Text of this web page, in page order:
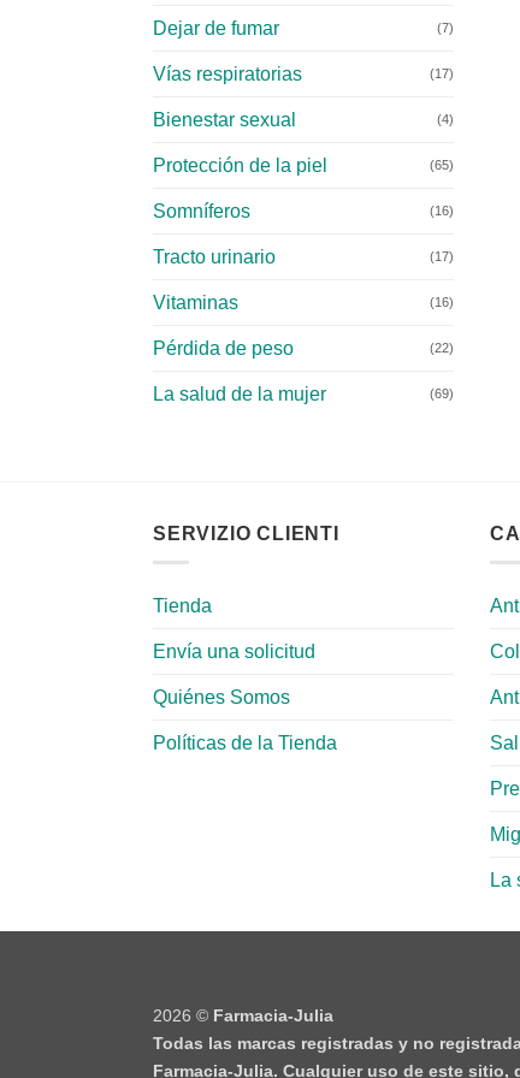
Dejar de fumar (7)
Vías respiratorias (17)
Bienestar sexual (4)
Protección de la piel (65)
Somníferos (16)
Tracto urinario (17)
Vitaminas (16)
Pérdida de peso (22)
La salud de la mujer (69)
SERVIZIO CLIENTI
Tienda
Envía una solicitud
Quiénes Somos
Políticas de la Tienda
La
2026 © Farmacia-Julia
Todas las marcas registradas y no
Farmacia-Julia. Cualquier uso de este